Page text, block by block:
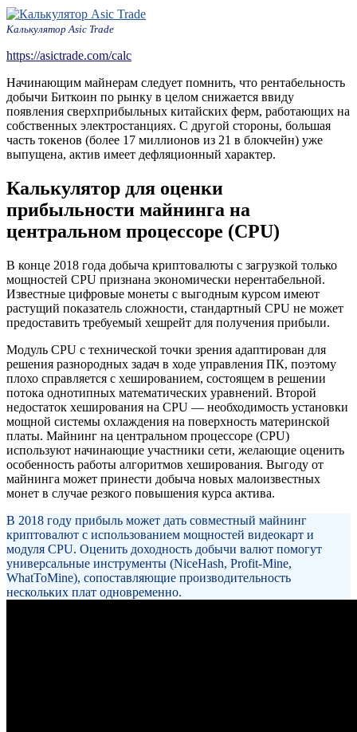
Калькулятор Asic Trade
https://asictrade.com/calc
Начинающим майнерам следует помнить, что рентабельность
добычи Биткоин по рынку в целом снижается ввиду
появления сверхприбыльных китайских ферм, работающих на
собственных электростанциях. С другой стороны, большая
часть токенов (более 17 миллионов из 21 в блокчейн) уже
выпущена, актив имеет дефляционный характер.
Калькулятор для оценки
прибыльности майнинга на
центральном процессоре (CPU)
В конце 2018 года добыча криптовалюты с загрузкой только
мощностей CPU признана экономически нерентабельной.
Известные цифровые монеты с выгодным курсом имеют
растущий показатель сложности, стандартный CPU не может
предоставить требуемый хешрейт для получения прибыли.
Модуль CPU с технической точки зрения адаптирован для
решения разнородных задач в ходе управления ПК, поэтому
плохо справляется с хешированием, состоящем в решении
потока однотипных математических уравнений. Второй
недостаток хеширования на CPU — необходимость установки
мощной системы охлаждения на поверхность материнской
платы. Майнинг на центральном процессоре (CPU)
используют начинающие участники сети, желающие оценить
особенность работы алгоритмов хеширования. Выгоду от
майнинга может принести добыча новых малоизвестных
монет в случае резкого повышения курса актива.
В 2018 году прибыль может дать совместный майнинг
криптовалют с использованием мощностей видеокарт и
модуля CPU. Оценить доходность добычи валют помогут
универсальные инструменты (NiceHash, Profit-Mine,
WhatToMine), сопоставляющие производительность
нескольких плат одновременно.